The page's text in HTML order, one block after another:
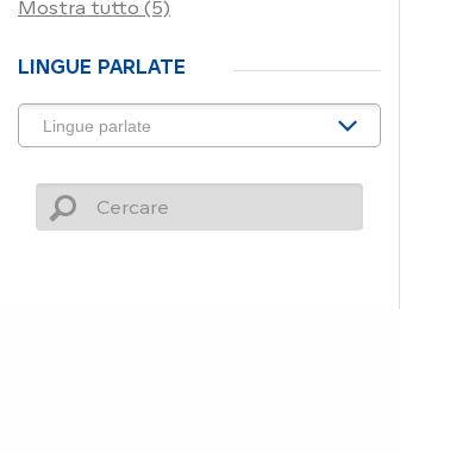
Mostra tutto (5)
LINGUE PARLATE